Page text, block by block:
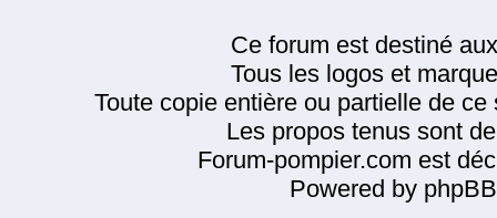
Ce forum est destiné
Tous les logos et
Toute copie entière ou partielle de
Les propos tenus sont
Forum-pompier.com est
Powered by